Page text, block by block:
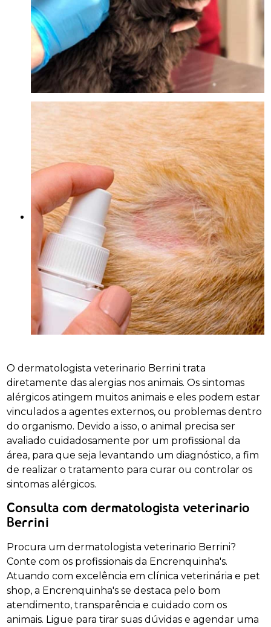
O dermatologista veterinario Berrini trata
diretamente das alergias nos animais. Os sintomas
alérgicos atingem muitos animais e eles podem estar
vinculados a agentes externos, ou problemas dentro
do organismo. Devido a isso, o animal precisa ser
avaliado cuidadosamente por um profissional da
área, para que seja levantando um diagnóstico, a fim
de realizar o tratamento para curar ou controlar os
sintomas alérgicos.
Consulta com dermatologista veterinario
Berrini
Procura um dermatologista veterinario Berrini?
Conte com os profissionais da Encrenquinha's.
Atuando com excelência em clínica veterinária e pet
shop, a Encrenquinha's se destaca pelo bom
atendimento, transparência e cuidado com os
animais. Ligue para tirar suas dúvidas e agendar uma